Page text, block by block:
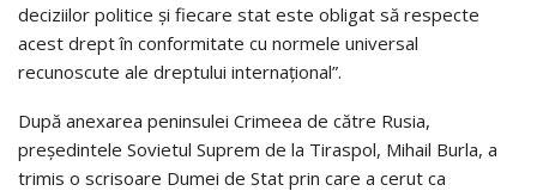
deciziilor politice şi fiecare stat este obligat să respecte
acest drept în conformitate cu normele universal
recunoscute ale dreptului internaţional”.
După anexarea peninsulei Crimeea de către Rusia,
preşedintele Sovietul Suprem de la Tiraspol, Mihail Burla, a
trimis o scrisoare Dumei de Stat prin care a cerut ca